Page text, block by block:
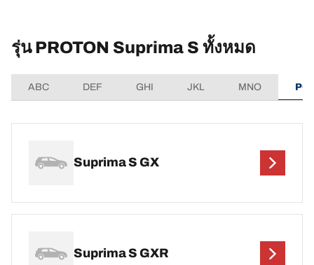
รุ่น PROTON Suprima S ทั้งหมด
ABC DEF GHI JKL MNO
Suprima S GX
Suprima S GXR